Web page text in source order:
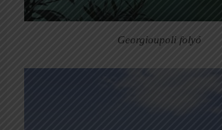
Georgioupoli folyó